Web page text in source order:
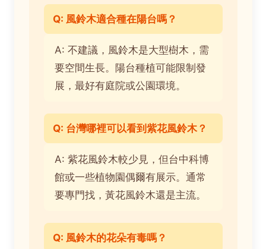
Q: 風鈴木適合種在陽台嗎？
A: 不建議，風鈴木是大型樹木，需
要空間生長。陽台種植可能限制發
展，最好有庭院或公園環境。
Q: 台灣哪裡可以看到紫花風鈴木？
A: 紫花風鈴木較少見，但台中科博
館或一些植物園偶爾有展示。通常
要專門找，黃花風鈴木還是主流。
Q: 風鈴木的花朵有毒嗎？